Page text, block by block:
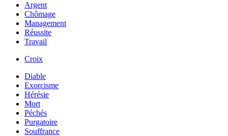
Argent
Chômage
Management
Réussite
Travail
Croix
Diable
Exorcisme
Hérésie
Mort
Péchés
Purgatoire
Souffrance